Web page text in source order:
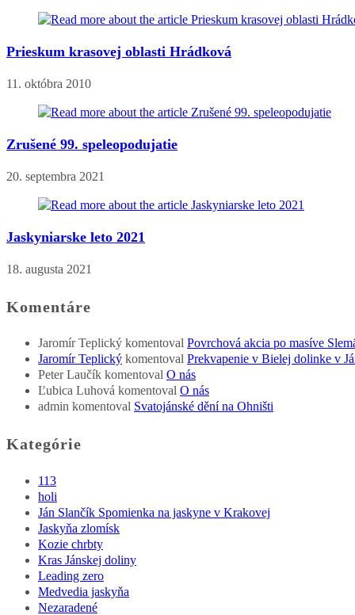
Prieskum krasovej oblasti Hrádková
11. októbra 2010
Zrušené 99. speleopodujatie
20. septembra 2021
Jaskyniarske leto 2021
18. augusta 2021
Komentáre
Jaromír Teplický komentoval Povrchová akcia po masíve
Jaromír Teplický komentoval Prekvapenie v Bielej dolinke v
Peter Laučík komentoval O nás
Ľubica Luhová komentoval O nás
admin komentoval Svatojánské dění na Ohništi
Kategórie
113
holi
Ján Slančík Spomienka na jaskyne v Krakovej
Jaskyňa zlomísk
Kozie chrbty
Kras Jánskej doliny
Leading zero
Medvedia jaskyňa
Nezaradené